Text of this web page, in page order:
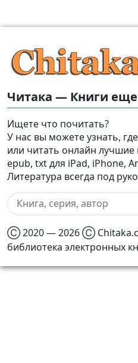
Читака — Книги
Ищете что почитать?
У нас вы можете узнать,
или читать онлайн
epub, txt для iPad, iPhone,
Литература всегда под
Ⓒ 2020 — 2026 Ⓒ
библиотека электронных